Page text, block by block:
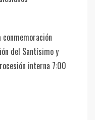
del Santísimo y
interna 7:00